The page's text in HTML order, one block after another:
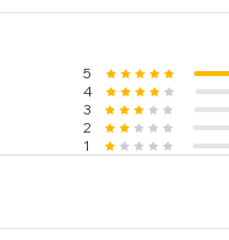
5
4
3
2
1